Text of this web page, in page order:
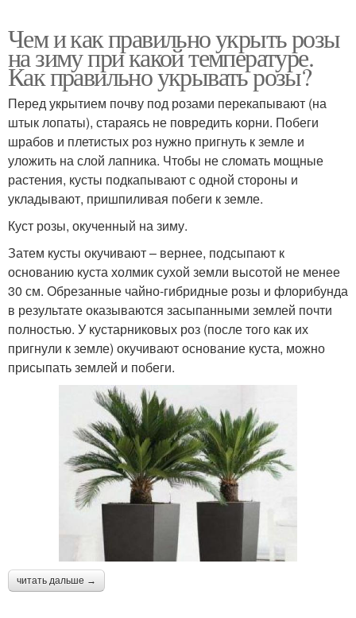
Чем и как правильно укрыть розы
на зиму при какой температуре.
Как правильно укрывать розы?
Перед укрытием почву под розами перекапывают (на
штык лопаты), стараясь не повредить корни. Побеги
шрабов и плетистых роз нужно пригнуть к земле и
уложить на слой лапника. Чтобы не сломать мощные
растения, кусты подкапывают с одной стороны и
укладывают, пришпиливая побеги к земле.
Куст розы, окученный на зиму.
Затем кусты окучивают – вернее, подсыпают к
основанию куста холмик сухой земли высотой не менее
30 см. Обрезанные чайно-гибридные розы и флорибунда
в результате оказываются засыпанными землей почти
полностью. У кустарниковых роз (после того как их
пригнули к земле) окучивают основание куста, можно
присыпать землей и побеги.
читать дальше →